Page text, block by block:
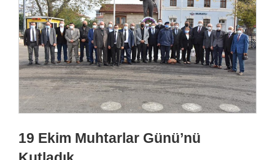
19 Ekim Muhtarlar Günü’nü